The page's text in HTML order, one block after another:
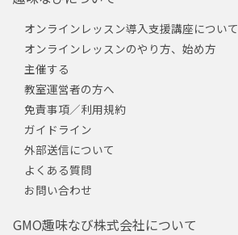
オンラインレッスン導入支援講座について
オンラインレッスンのやり方、始め方
主催する
教室運営者の方へ
免責事項／利用規約
ガイドライン
外部送信について
よくある質問
お問い合わせ
GMO趣味なび株式会社について